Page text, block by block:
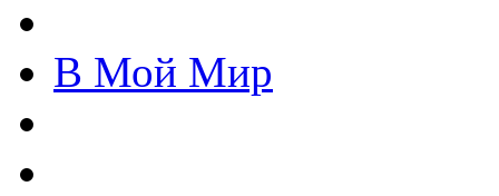
В Мой Мир